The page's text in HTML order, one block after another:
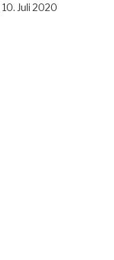
10. Juli 2020